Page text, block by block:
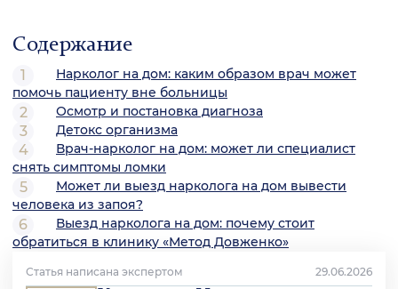
Содержание
Нарколог на дом: каким образом врач может
помочь пациенту вне больницы
Осмотр и постановка диагноза
Детокс организма
Врач-нарколог на дом: может ли специалист
снять симптомы ломки
Может ли выезд нарколога на дом вывести
человека из запоя?
Выезд нарколога на дом: почему стоит
обратиться в клинику «Метод Довженко»
Статья написана экспертом 29.06.2026